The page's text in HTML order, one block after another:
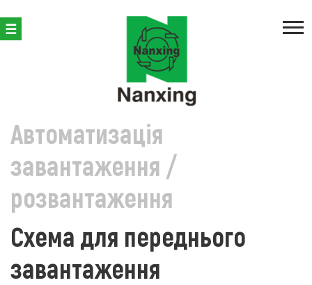
ВИРОБНИЦТВО КОРПУСНИХ МЕБЛІВ
Автоматизація
завантаження /
розвантаження
Схема для переднього
завантаження